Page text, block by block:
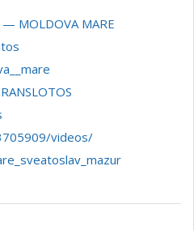
MOLDOVA MARE
videos/